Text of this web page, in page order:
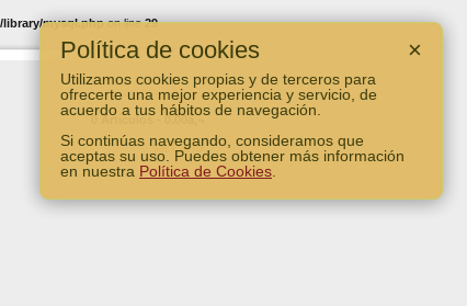
×
Política de cookies
Utilizamos cookies propias y de terceros para
ofrecerte una mejor experiencia y servicio, de
acuerdo a tus hábitos de navegación.
Si continúas navegando, consideramos que
aceptas su uso. Puedes obtener más información
en nuestra Política de Cookies
library/mysql.phpon line29
0 Artículos - 0.00â‚¬
Ver Carro